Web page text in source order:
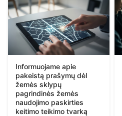
Informuojame apie
pakeistą prašymų dėl
žemės sklypų
pagrindinės žemės
naudojimo paskirties
keitimo teikimo tvarką